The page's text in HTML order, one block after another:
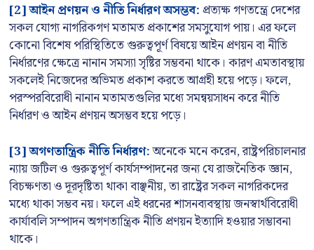
[2] আইন প্রণয়ন ও নীতি নির্ধারণ অসম্ভব:প্রত্যক্ষ গণতন্ত্রে দেশের
সকল যোগ্য নাগরিকগণ মতামত প্রকাশের সমসুযোগ পায়। এর ফলে
কোনো বিশেষ পরিস্থিতিতে গুরুত্বপূর্ণ বিষয়ে আইন প্রণয়ন বা নীতি
নির্ধারণের ক্ষেত্রে নানান সমস্যা সৃষ্টির সম্ভবনা থাকে। কারণ এমতাবস্থায়
সকলেই নিজেদের অভিমত প্রকাশ করতে আগ্রহী হয়ে পড়ে। ফলে,
পরস্পরবিরোধী নানান মতামতগুলির মধ্যে সমন্বয়সাধন করে নীতি
নির্ধারণ ও আইন প্রণয়ন অসম্ভব হয়ে পড়ে।
[3] অগণতান্ত্রিক নীতি নির্ধারণ:অনেকে মনে করেন, রাষ্ট্রপরিচালনার
ন্যায় জটিল ও গুরুত্বপূর্ণ কার্যসম্পাদনের জন্য যে রাজনৈতিক জ্ঞান,
বিচক্ষণতা ও দূরদৃষ্টিতা থাকা বাঞ্ছনীয়, তা রাষ্ট্রের সকল নাগরিকদের
মধ্যে থাকা সম্ভব নয়। ফলে এই ধরনের শাসনব্যবস্থায় জনস্বার্থবিরোধী
কার্যাবলি সম্পাদন অগণতান্ত্রিক নীতি প্রণয়ন ইত্যাদি হওয়ার সম্ভাবনা
থাকে।